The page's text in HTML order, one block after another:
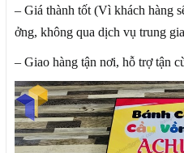
– Giá thành tốt (Vì khách hàng
ởng, không qua dịch vụ trung
– Giao hàng tận nơi, hỗ trợ tận